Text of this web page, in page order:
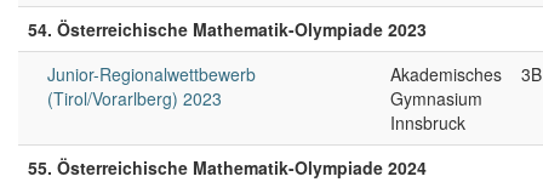
54. Österreichische Mathematik-Olympiade 2023
Junior-Regionalwettbewerb
(Tirol/Vorarlberg) 2023
Akademisches
Gymnasium
Innsbruck
3B
55. Österreichische Mathematik-Olympiade 2024